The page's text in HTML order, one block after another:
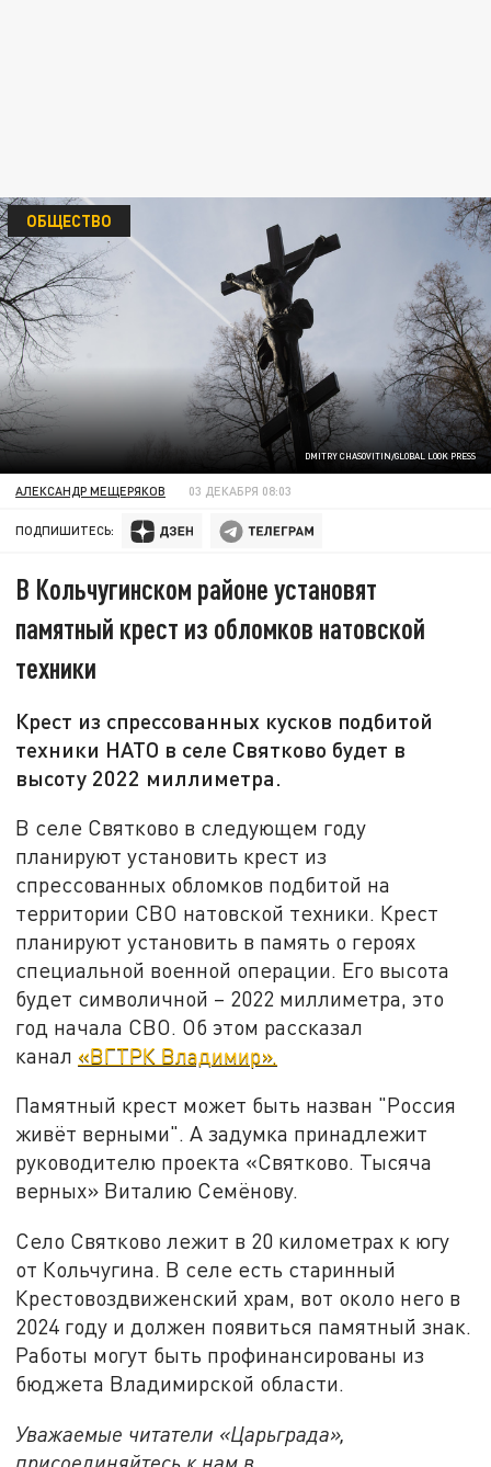
DMITRY CHASOVITIN/GLOBAL LOOK PRESS
ОБЩЕСТВО
АЛЕКСАНДР МЕЩЕРЯКОВ 03 ДЕКАБРЯ 08:03
ПОДПИШИТЕСЬ:
В Кольчугинском районе установят
памятный крест из обломков натовской
техники
Крест из спрессованных кусков подбитой
техники НАТО в селе Святково будет в
высоту 2022 миллиметра.
В селе Святково в следующем году
планируют установить крест из
спрессованных обломков подбитой на
территории СВО натовской техники. Крест
планируют установить в память о героях
специальной военной операции. Его высота
будет символичной – 2022 миллиметра, это
год начала СВО. Об этом рассказал
канал «ВГТРК Владимир».
Памятный крест может быть назван "Россия
живёт верными". А задумка принадлежит
руководителю проекта «Святково. Тысяча
верных» Виталию Семёнову.
Село Святково лежит в 20 километрах к югу
от Кольчугина. В селе есть старинный
Крестовоздвиженский храм, вот около него в
2024 году и должен появиться памятный знак.
Работы могут быть профинансированы из
бюджета Владимирской области.
Уважаемые читатели «Царьграда»,
присоединяйтесь к нам в